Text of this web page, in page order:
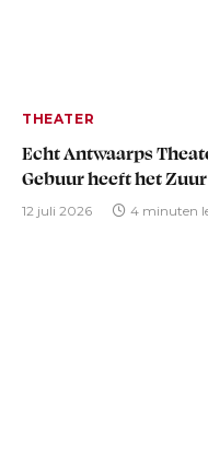
THEATER
Echt Antwaarps
Gebuur heeft het Zuur
12 juli 2026 4 minuten